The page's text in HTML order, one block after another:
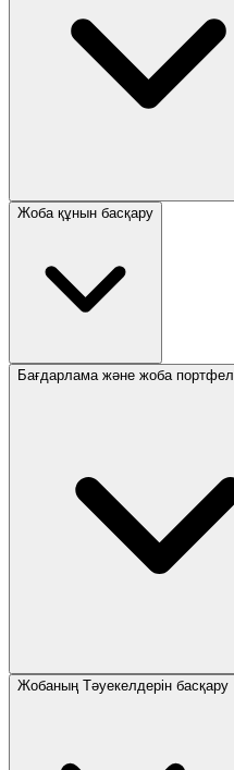
Жоба құнын басқару
Бағдарлама және жоба
Жобаның Тәуекелдерін басқару